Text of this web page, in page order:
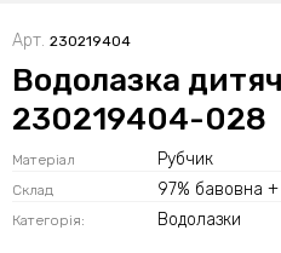
Арт. 230219404
Водолазка
230219404-028
Матеріал Рубчик
Склад 97% бавовна
Категорія: Водолазки